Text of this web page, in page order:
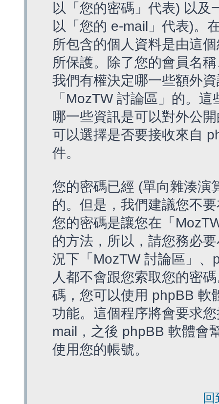
以「您的密碼」代表) 以及
以「您的 e-mail」代表)。
所包含的個人資料是由這
所保護。除了您的會員名
我們有權決定哪一些額外
「MozTW 討論區」的。
哪一些資訊是可以對外公
可以選擇是否要接收來自
件。
您的密碼已經 (單向雜湊演
的。但是，我們建議您不
您的密碼是讓您在「
的方法，所以，請您務必
況下「MozTW 討論區」
人都不會跟您索取您的密
碼，您可以使用 phpBB 軟
功能。這個程序將會要求
mail，之後 phpBB 軟體會
使用您的帳號。